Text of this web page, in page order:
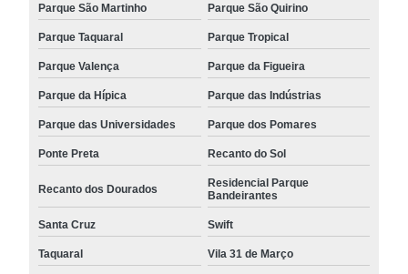
Parque São Martinho Parque São Quirino
Parque Taquaral Parque Tropical
Parque Valença Parque da Figueira
Parque da Hípica Parque das Indústrias
Parque das Universidades Parque dos Pomares
Ponte Preta Recanto do Sol
Recanto dos Dourados
Residencial Parque
Bandeirantes
Santa Cruz Swift
Taquaral Vila 31 de Março